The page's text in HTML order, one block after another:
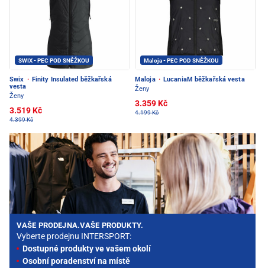
SWIX - PEC POD SNĚŽKOU
Swix · Finity Insulated běžkařská
vesta
Ženy
3.519 Kč
4.399 Kč
Maloja - PEC POD SNĚŽKOU
Maloja · LucaniaM běžkařská vesta
Ženy
3.359 Kč
4.199 Kč
VAŠE PRODEJNA.VAŠE PRODUKTY.
Vyberte prodejnu INTERSPORT:
Dostupné produkty ve vašem okolí
Osobní poradenství na místě